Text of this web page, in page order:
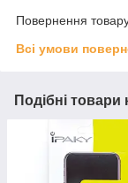
Повернення
Всі умови
Подібні товари